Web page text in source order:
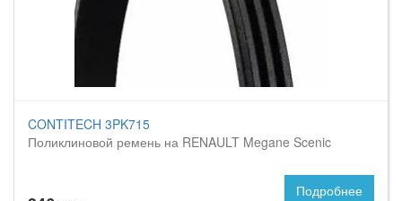
CONTITECH 3PK715
Поликлиновой ремень на RENAULT Megane Scenic
Подробнее